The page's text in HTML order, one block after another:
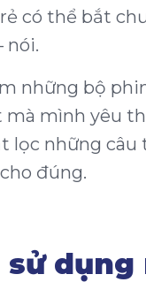
có thể bắt
nói.
những bộ
mình yêu
lọc những
đúng.
sử